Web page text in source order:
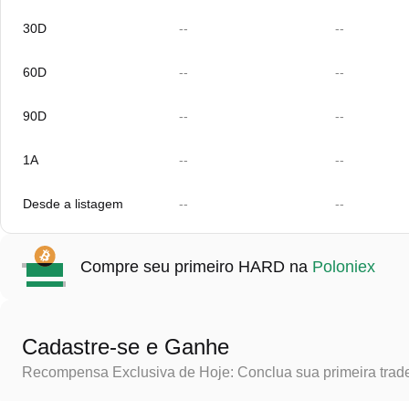
30D -- --
60D -- --
90D -- --
1A -- --
Desde a listagem -- --
Compre seu primeiro HARD na Poloniex
Cadastre-se e Ganhe
Recompensa Exclusiva de Hoje: Conclua sua primeira